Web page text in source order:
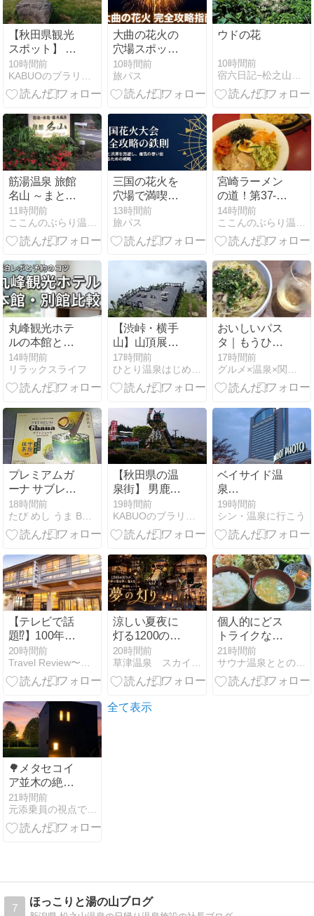
【秋田県観光
スポット】 男
鹿市 入道崎を
ご紹介！🏖️
10時間前
大曲の花火の
穴場スポット
と混雑を避け
て楽しむ完全
攻略ガイド
10時間前
旅パス
ウドの花
10時間前
筋湯温泉 旅館
名山 ～まとめ
～
11時間前
三国の花火を
穴場で満喫！
渋滞回避とお
すすめスポッ
ト完全攻略
13時間前
旅パス
宮崎ラーメン
の道！第37‐61
弾 丸源ラーメ
ン 冷麺
14時間前
丸峰観光ホテ
ルの本館と別
館の違いで迷
う方必見！実
体験から分か
と予約のコツ
14時間前
リラックスライフ
【渋峠・横手
山】山頂展望
台「満天ビュ
ーテラス」か
らの景色
のプーさんと
雲上に浮かぶ
テラス｜万座
温泉ひとり旅
㉟
17時間前
おいしいパス
タ｜もうひと
つ食べたくな
った柚子胡椒
バターのパス
17時間前
プレミアムガ
ーナ サブレシ
ョコラ 深み宇
治抹茶＠ロッ
テ
18時間前
たび めし うま BLOG
【秋田県の温
泉街】 男鹿市
男鹿温泉郷の
歴史をご紹
介！♨
19時間前
ベイサイド温
泉
COCOON（運
営会社・屋号
変更）
19時間前
シン・温泉に行こう
【テレビで話
題⁉】100年の
名湯に癒され
る山の宿「磐
梯西村屋」を
ら…想像以上
だった件♨✨
20時間前
涼しい夏夜に
灯る1200の光
――湯畑キャ
ンドル「夢の
灯り」8月22
20時間前
個人的にどス
トライクな
『ラム焼肉ラ
ンチ』￥700
円。飯田市
21時間前
サウナ温泉ととのいチャンネル
🌳メタセコイ
ア並木の絶景
を独り占め。
美食と一棟貸
しで叶える、
21時間前
元添乗員の視点で見た宿情報＆体験記
全て表示
7
ほっこりと湯の山ブログ